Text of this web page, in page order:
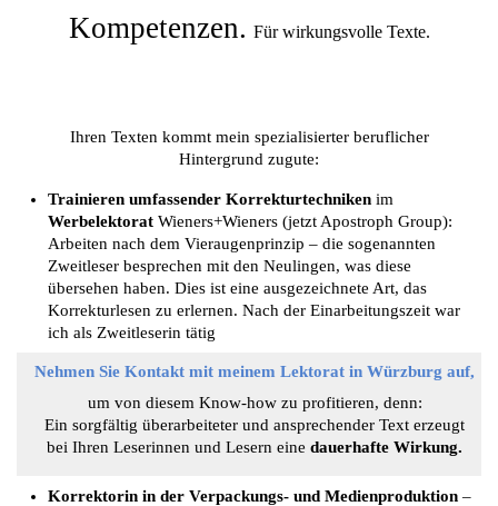
Kompetenzen. Für wirkungsvolle Texte.
Ihren Texten kommt mein spezialisierter beruflicher
Hintergrund zugute:
Trainieren umfassender Korrekturtechniken im
Werbelektorat Wieners+Wieners (jetzt Apostroph Group):
Arbeiten nach dem Vieraugenprinzip – die sogenannten
Zweitleser besprechen mit den Neulingen, was diese
übersehen haben. Dies ist eine ausgezeichnete Art, das
Korrekturlesen zu erlernen. Nach der Einarbeitungszeit war
ich als Zweitleserin tätig
Nehmen Sie Kontakt mit meinem Lektorat in Würzburg auf,
um von diesem Know-how zu profitieren, denn:
Ein sorgfältig überarbeiteter und ansprechender Text erzeugt
bei Ihren Leserinnen und Lesern eine dauerhafte Wirkung.
Korrektorin in derVerpackungs- und Medienproduktion –